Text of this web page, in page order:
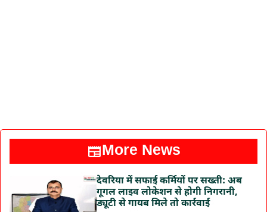
More News
देवरिया में सफाई कर्मियों पर सख्ती: अब
गूगल लाइव लोकेशन से होगी निगरानी,
ड्यूटी से गायब मिले तो कार्रवाई